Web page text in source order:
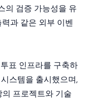
의 검증 가능성을 유
과 같은 외부 이벤
표 인프라를 구축하
스템을 출시했으며,
프로젝트와 기술